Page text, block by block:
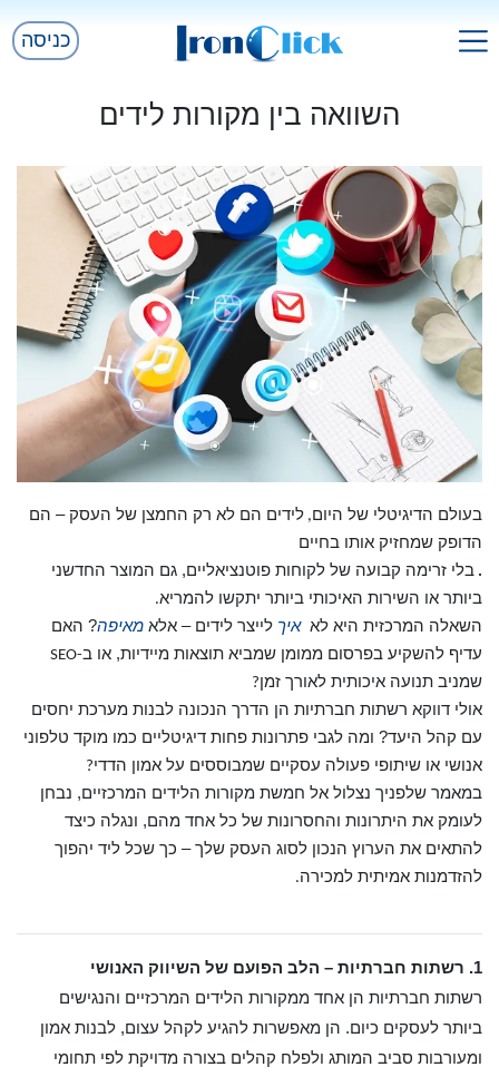
כניסה
השוואה בין מקורות לידים
בעולם הדיגיטלי של היום, לידים הם לא רק החמצן של העסק – הם
הדופק שמחזיק אותו בחיים
. בלי זרימה קבועה של לקוחות פוטנציאליים, גם המוצר החדשני
ביותר או השירות האיכותי ביותר יתקשו להמריא.
השאלה המרכזית היא לאאיך לייצר לידים – אלא מאיפה? האם
עדיף להשקיע בפרסום ממומן שמביא תוצאות מיידיות, או ב-SEO
שמניב תנועה איכותית לאורך זמן?
אולי דווקא רשתות חברתיות הן הדרך הנכונה לבנות מערכת יחסים
עם קהל היעד? ומה לגבי פתרונות פחות דיגיטליים כמו מוקד טלפוני
אנושי או שיתופי פעולה עסקיים שמבוססים על אמון הדדי?
במאמר שלפניך נצלול אל חמשת מקורות הלידים המרכזיים, נבחן
לעומק את היתרונות והחסרונות של כל אחד מהם, ונגלה כיצד
להתאים את הערוץ הנכון לסוג העסק שלך – כך שכל ליד יהפוך
להזדמנות אמיתית למכירה.
1. רשתות חברתיות – הלב הפועם של השיווק האנושי
רשתות חברתיות הן אחד ממקורות הלידים המרכזיים והנגישים
ביותר לעסקים כיום. הן מאפשרות להגיע לקהל עצום, לבנות אמון
ומעורבות סביב המותג ולפלח קהלים בצורה מדויקת לפי תחומי